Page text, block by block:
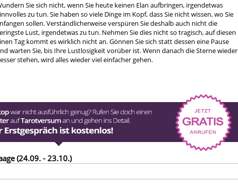
Sie sich nicht, wenn Sie heute keinen Elan aufbringen, irgendetwas
zu tun. Sie haben so viele Dinge im Kopf, dass Sie nicht wissen, wo Sie
sollen. Verständlicherweise verspüren Sie deshalb auch nicht die
Lust, irgendetwas zu tun. Nehmen Sie dies nicht so tragisch, auf diesen
Tag kommt es wirklich nicht an. Gönnen Sie sich statt dessen eine Pause
warten Sie, bis Ihre Lustlosigkeit vorüber ist. Wenn danach die Sterne wieder
stehen, wird alles wieder viel einfacher gehen.
(24.09. - 23.10.)